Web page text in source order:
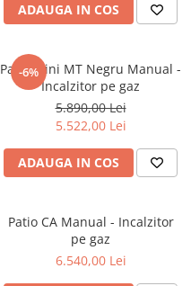
ADAUGA IN COS
-6%
Patio Mini MT Negru Manual -
Incalzitor pe gaz
5.890,00 Lei
5.522,00 Lei
ADAUGA IN COS
Patio CA Manual - Incalzitor
pe gaz
6.540,00 Lei